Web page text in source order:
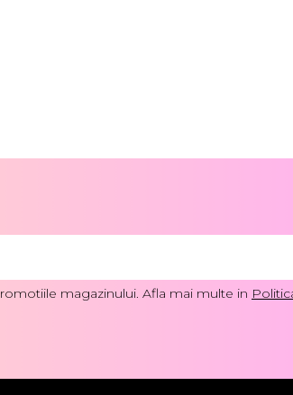
magazinului. Afla mai multe in